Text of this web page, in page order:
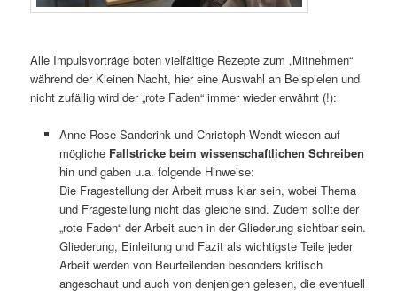
Alle Impulsvorträge boten vielfältige Rezepte zum „Mitnehmen“
während der Kleinen Nacht, hier eine Auswahl an Beispielen und
nicht zufällig wird der „rote Faden“ immer wieder erwähnt (!):
Anne Rose Sanderink und Christoph Wendt wiesen auf
mögliche Fallstricke beim wissenschaftlichen Schreiben
hin und gaben u.a. folgende Hinweise:
Die Fragestellung der Arbeit muss klar sein, wobei Thema
und Fragestellung nicht das gleiche sind. Zudem sollte der
„rote Faden“ der Arbeit auch in der Gliederung sichtbar sein.
Gliederung, Einleitung und Fazit als wichtigste Teile jeder
Arbeit werden von Beurteilenden besonders kritisch
angeschaut und auch von denjenigen gelesen, die eventuell